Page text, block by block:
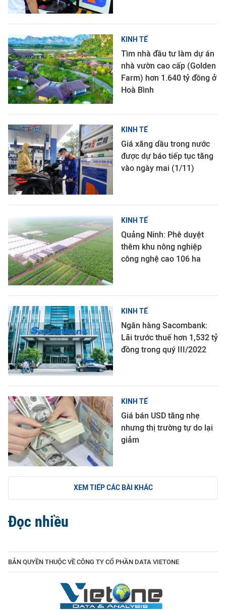
KINH TẾ
Tìm nhà đầu tư làm dự án
nhà vườn cao cấp (Golden
Farm) hơn 1.640 tỷ đồng ở
Hoà Bình
KINH TẾ
Giá xăng dầu trong nước
được dự báo tiếp tục tăng
vào ngày mai (1/11)
KINH TẾ
Quảng Ninh: Phê duyệt
thêm khu nông nghiệp
công nghệ cao 106 ha
KINH TẾ
Ngân hàng Sacombank:
Lãi trước thuế hơn 1,532 tỷ
đồng trong quý III/2022
KINH TẾ
Giá bán USD tăng nhẹ
nhưng thị trường tự do lại
giảm
XEM TIẾP CÁC BÀI KHÁC
Đọc nhiều
BẢN QUYỀN THUỘC VỀ CÔNG TY CỔ PHẦN DATA VIETONE